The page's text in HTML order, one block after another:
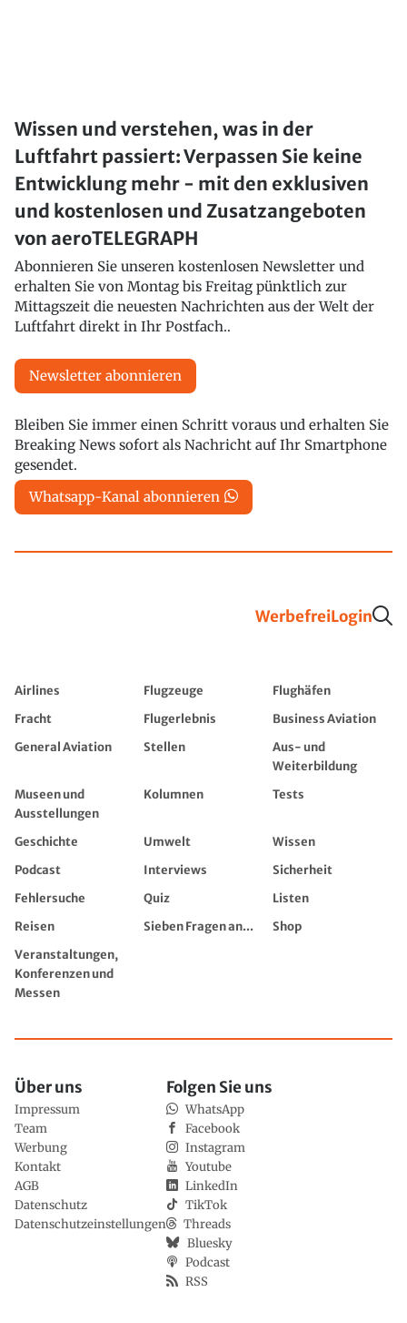
Wissen und verstehen, was in der
Luftfahrt passiert: Verpassen Sie keine
Entwicklung mehr - mit den exklusiven
und kostenlosen und Zusatzangeboten
von aeroTELEGRAPH
Abonnieren Sie unseren kostenlosen Newsletter und
erhalten Sie von Montag bis Freitag pünktlich zur
Mittagszeit die neuesten Nachrichten aus der Welt der
Luftfahrt direkt in Ihr Postfach..
Newsletter abonnieren
Bleiben Sie immer einen Schritt voraus und erhalten Sie
Breaking News sofort als Nachricht auf Ihr Smartphone
gesendet.
Whatsapp-Kanal abonnieren
WerbefreiLogin
Airlines Flugzeuge
Flughäfen
Fracht
Flugerlebnis
Business Aviation
General Aviation
Stellen
Aus- und
Weiterbildung
Museen und
Ausstellungen
Kolumnen Tests
Geschichte Umwelt
Wissen
Podcast
Interviews
Sicherheit
Fehlersuche
Quiz
Listen
Reisen
Sieben Fragen an...
Shop
Veranstaltungen,
Konferenzen und
Messen
Über uns
Impressum
Team
Werbung
Kontakt
AGB
Datenschutz
Datenschutzeinstellungen
Folgen Sie uns
WhatsApp
Facebook
Instagram
Youtube
LinkedIn
TikTok
Threads
Bluesky
Podcast
RSS